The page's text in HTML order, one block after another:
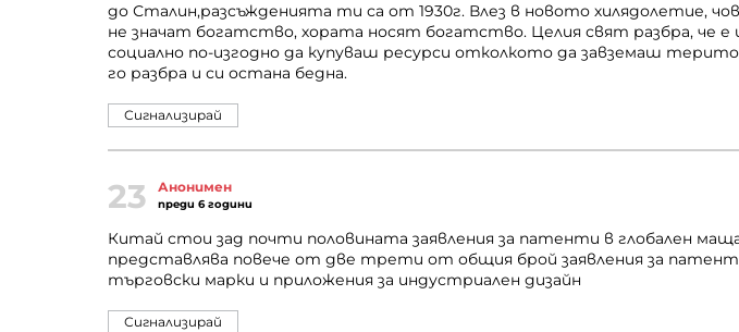
до Сталин,разсъжденията ти са от 1930г. Влез в новото хилядолетие,
не значат богатство, хората носят богатство. Целия свят разбра, че е
социално по-изгодно да купуваш ресурси отколкото да завземаш
го разбра и си остана бедна.
Сигнализирай
23 Анонимен
преди 6 години
Китай стои зад почти половината заявления за патенти в глобален
представлява повече от две трети от общия брой заявления за патент,
търговски марки и приложения за индустриален дизайн
Сигнализирай